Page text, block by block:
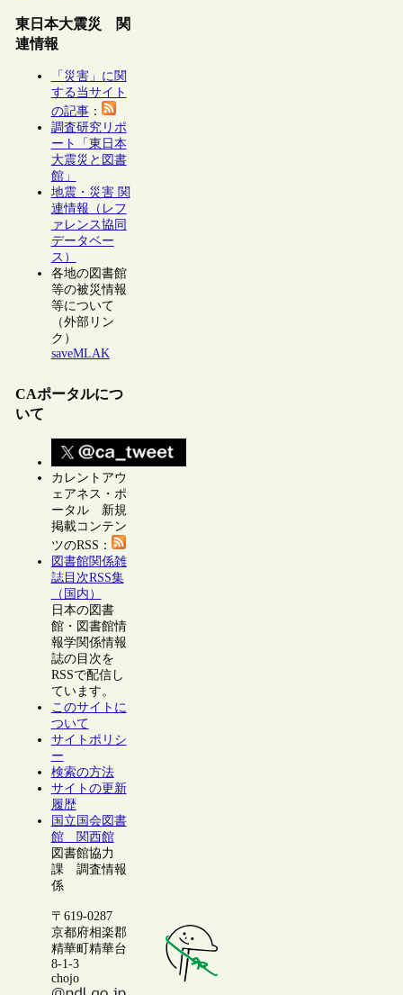
東日本大震災 関
連情報
「災害」に関
する当サイト
の記事：
調査研究リポ
ート「東日本
大震災と図書
館」
地震・災害 関
連情報（レフ
ァレンス協同
データベー
ス）
各地の図書館
等の被災情報
等について
（外部リン
ク）
saveMLAK
CAポータルにつ
いて
カレントアウ
ェアネス・ポ
ータル 新規
掲載コンテン
ツのRSS：
図書館関係雑
誌目次RSS集
（国内）
日本の図書
館・図書館情
報学関係情報
誌の目次を
RSSで配信し
ています。
このサイトに
ついて
サイトポリシ
ー
検索の方法
サイトの更新
履歴
国立国会図書
館 関西館
図書館協力
課 調査情報
係
〒619-0287
京都府相楽郡
精華町精華台
8-1-3
chojo